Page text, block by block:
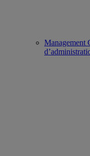
Management